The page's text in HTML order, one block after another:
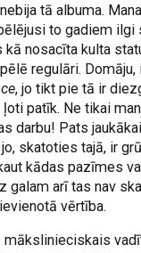
tā albuma.
to gadiem
kā nosacīta kulta
regulāri. Domāju,
, jo tikt pie tā ir
patīk. Ne tikai
darbu! Pats
skatoties tajā, ir
kādas pazīmes
galam arī tas nav
vērtība.
mākslinieciskais